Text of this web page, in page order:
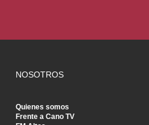
NOSOTROS
Quienes somos
Frente a Cano TV